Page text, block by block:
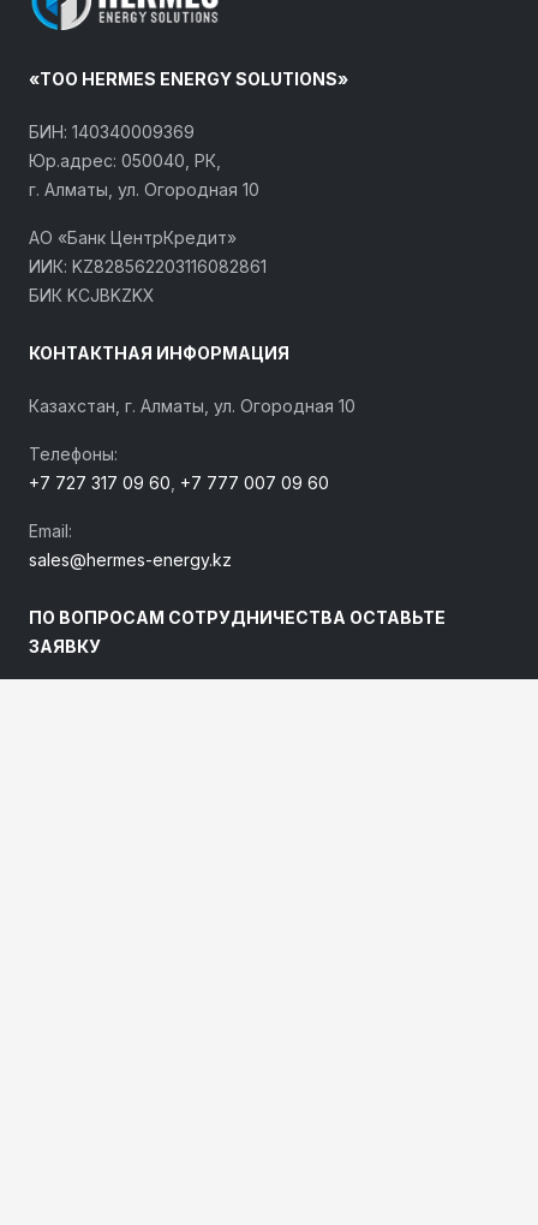
«ТОО HERMES ENERGY SOLUTIONS»
БИН: 140340009369
Юр.адрес: 050040, РК,
г. Алматы, ул. Огородная 10
АО «Банк ЦентрКредит»
ИИК: KZ828562203116082861
БИК KCJBKZKX
КОНТАКТНАЯ ИНФОРМАЦИЯ
Казахстан, г. Алматы, ул. Огородная 10
Телефоны:
+7 727 317 09 60 +7 777 007 09 60
Email:
sales@hermes-energy.kz
ПО ВОПРОСАМ СОТРУДНИЧЕСТВА ОСТАВЬТЕ
ЗАЯВКУ